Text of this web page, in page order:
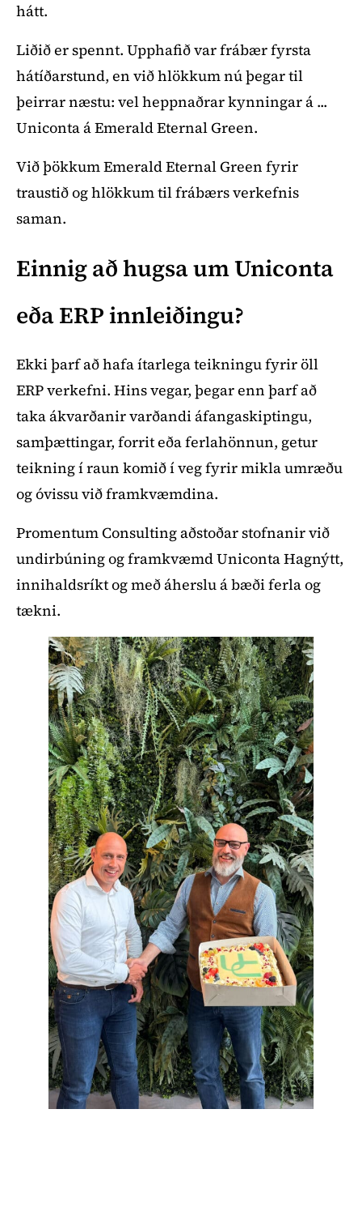
hátt.
Liðið er spennt. Upphafið var frábær fyrsta
hátíðarstund, en við hlökkum nú þegar til
þeirrar næstu: vel heppnaðrar kynningar á ...
Uniconta á Emerald Eternal Green.
Við þökkum Emerald Eternal Green fyrir
traustið og hlökkum til frábærs verkefnis
saman.
Einnig að hugsa um Uniconta
eða ERP innleiðingu?
Ekki þarf að hafa ítarlega teikningu fyrir öll
ERP verkefni. Hins vegar, þegar enn þarf að
taka ákvarðanir varðandi áfangaskiptingu,
samþættingar, forrit eða ferlahönnun, getur
teikning í raun komið í veg fyrir mikla umræðu
og óvissu við framkvæmdina.
Promentum Consulting aðstoðar stofnanir við
undirbúning og framkvæmd Uniconta Hagnýtt,
innihaldsríkt og með áherslu á bæði ferla og
tækni.